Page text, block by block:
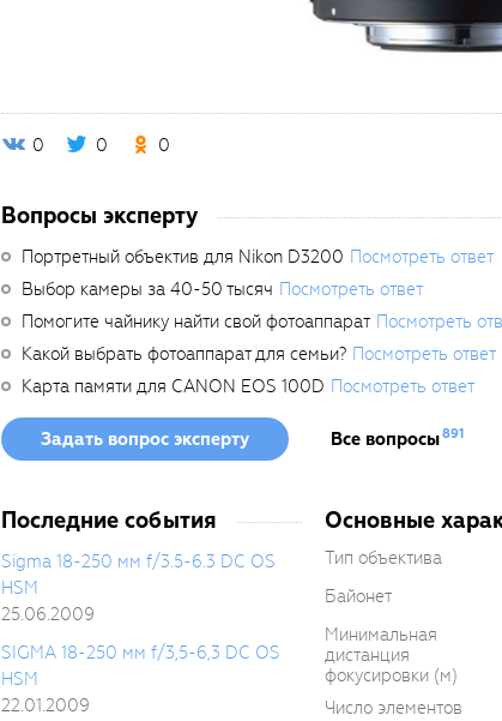
0 0 0
Вопросы эксперту
Портретный объектив для Nikon D3200 Посмотреть ответ
Выбор камеры за 40-50 тысяч Посмотреть ответ
Помогите чайнику найти свой фотоаппарат Посмотреть
Какой выбрать фотоаппарат для семьи? Посмотреть ответ
Карта памяти для CANON EOS 100D Посмотреть ответ
Задать вопрос эксперту Все вопросы891
Последние события
Sigma 18-250 мм f/3.5-6.3 DC OS
HSM
25.06.2009
SIGMA 18-250 мм f/3,5-6,3 DC OS
HSM
22.01.2009
Основные
Тип объектива
Байонет
Минимальная
дистанция
фокусировки (м)
Число элементов